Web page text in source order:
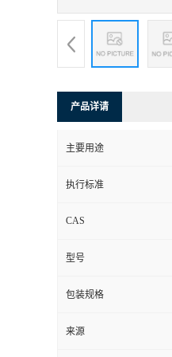
产品详请
主要用途
执行标准
CAS
型号
包装规格
来源